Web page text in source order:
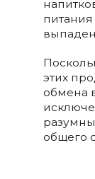
этих
обмена
общего